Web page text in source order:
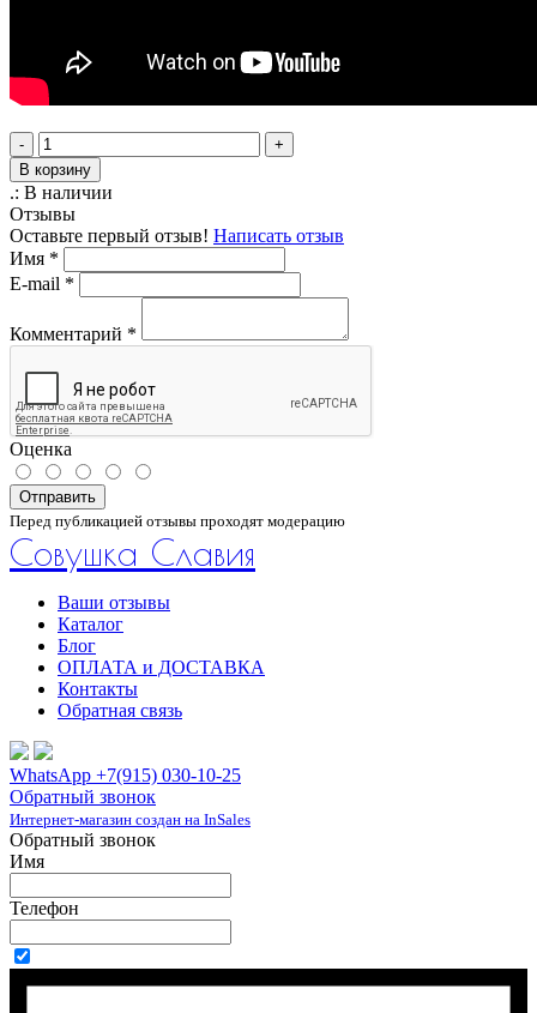
-
+
В корзину
.: В наличии
Отзывы
Оставьте первый отзыв! Написать отзыв
Имя *
E-mail *
Комментарий *
Оценка
Отправить
Перед публикацией отзывы проходят модерацию
Совушка Славия
Ваши отзывы
Каталог
Блог
ОПЛАТА и ДОСТАВКА
Контакты
Обратная связь
WhatsApp +7(915) 030-10-25
Обратный звонок
Интернет-магазин создан на InSales
Обратный звонок
Имя
Телефон